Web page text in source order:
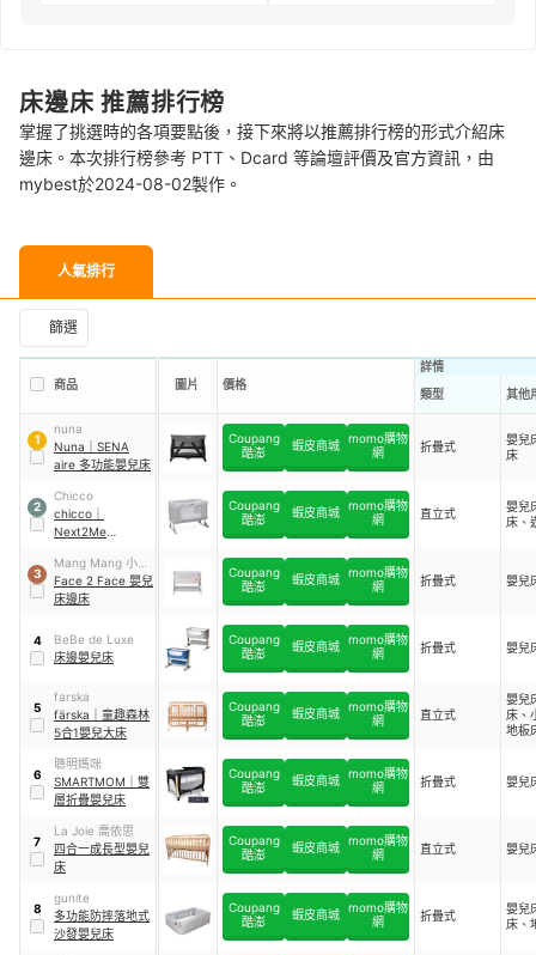
床邊床 推薦排行榜
掌握了挑選時的各項要點後，接下來將以推薦排行榜的形式介紹床
邊床。本次排行榜參考 PTT、Dcard 等論壇評價及官方資訊，由
mybest於2024-08-02製作。
人氣排行
篩選
商品 圖片 價格
詳情
類型
其他
1
nuna
Nuna
SENA
aire 多功能嬰兒床
Coupang
酷澎
蝦皮商城 momo購物
網
折疊式
嬰兒
床
2
Chicco
chicco
Next2Me
長安撫嬰兒床邊床
Coupang
酷澎
蝦皮商城 momo購物
網
直立式
嬰兒
床、
3
Mang Mang 小鹿
蔓蔓
Face 2 Face 嬰兒
床邊床
Coupang
酷澎
蝦皮商城 momo購物
網
折疊式 嬰兒
4
BeBe de Luxe
床邊嬰兒床
Coupang
酷澎
蝦皮商城 momo購物
網
折疊式 嬰兒
5
farska
färska
童趣森林
5合1嬰兒大床
Coupang
酷澎
蝦皮商城 momo購物
網
直立式
嬰兒
床、
地板
6
聰明媽咪
SMARTMOM
雙
層折疊嬰兒床
Coupang
酷澎
蝦皮商城 momo購物
網
折疊式 嬰兒
7
La Joie 喬依思
四合一成長型嬰兒
床
Coupang
酷澎
蝦皮商城 momo購物
網
直立式 嬰兒
8
gunite
多功能防摔落地式
沙發嬰兒床
Coupang
酷澎
蝦皮商城 momo購物
網
折疊式
嬰兒
床、